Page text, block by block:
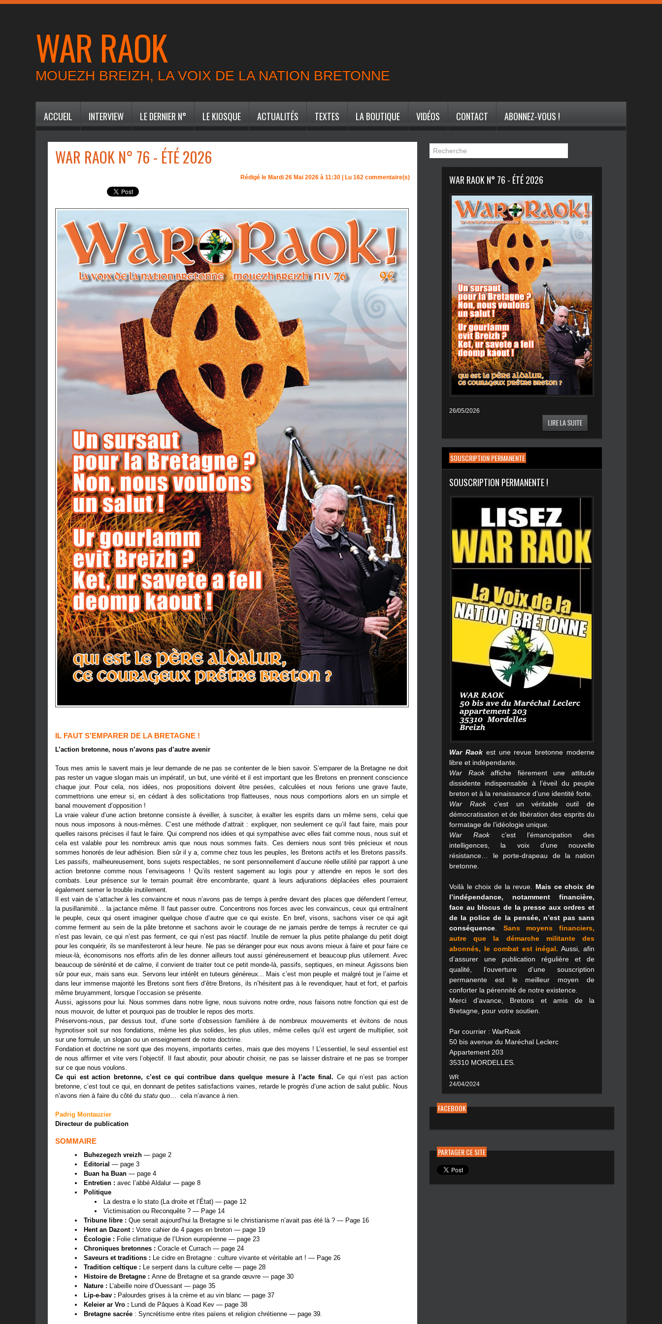
WAR RAOK
MOUEZH BREIZH, LA VOIX DE LA NATION BRETONNE
ACCUEIL INTERVIEW LE DERNIER N° LE KIOSQUE ACTUALITÉS TEXTES LA BOUTIQUE VIDÉOS CONTACT ABONNEZ-VOUS !
WAR RAOK N° 76 - ÉTÉ 2026
Rédigé le Mardi 26 Mai 2026 à 11:30 | Lu 162 commentaire(s)
IL FAUT S’EMPARER DE LA BRETAGNE !
L’action bretonne, nous n’avons pas d’autre avenir
Tous mes amis le savent mais je leur demande de ne pas se contenter de le bien savoir. S’emparer de la Bretagne ne doit
pas rester un vague slogan mais un impératif, un but, une vérité et il est important que les Bretons en prennent conscience
chaque jour. Pour cela, nos idées, nos propositions doivent être pesées, calculées et nous ferions une grave faute,
commettrions une erreur si, en cédant à des sollicitations trop flatteuses, nous nous comportions alors en un simple et
banal mouvement d’opposition !
La vraie valeur d’une action bretonne consiste à éveiller, à susciter, à exalter les esprits dans un même sens, celui que
nous nous imposons à nous-mêmes. C’est une méthode d’attrait : expliquer, non seulement ce qu’il faut faire, mais pour
quelles raisons précises il faut le faire. Qui comprend nos idées et qui sympathise avec elles fait comme nous, nous suit et
cela est valable pour les nombreux amis que nous nous sommes faits. Ces derniers nous sont très précieux et nous
sommes honorés de leur adhésion. Bien sûr il y a, comme chez tous les peuples, les Bretons actifs et les Bretons passifs.
Les passifs, malheureusement, bons sujets respectables, ne sont personnellement d’aucune réelle utilité par rapport à une
action bretonne comme nous l’envisageons ! Qu’ils restent sagement au logis pour y attendre en repos le sort des
combats. Leur présence sur le terrain pourrait être encombrante, quant à leurs adjurations déplacées elles pourraient
également semer le trouble inutilement.
Il est vain de s’attacher à les convaincre et nous n’avons pas de temps à perdre devant des places que défendent l’erreur,
la pusillanimité… la jactance même. Il faut passer outre. Concentrons nos forces avec les convaincus, ceux qui entraînent
le peuple, ceux qui osent imaginer quelque chose d’autre que ce qui existe. En bref, visons, sachons viser ce qui agit
comme ferment au sein de la pâte bretonne et sachons avoir le courage de ne jamais perdre de temps à recruter ce qui
n’est pas levain, ce qui n’est pas ferment, ce qui n’est pas réactif. Inutile de remuer la plus petite phalange du petit doigt
pour les conquérir, ils se manifesteront à leur heure. Ne pas se déranger pour eux nous avons mieux à faire et pour faire ce
mieux-là, économisons nos efforts afin de les donner ailleurs tout aussi généreusement et beaucoup plus utilement. Avec
beaucoup de sérénité et de calme, il convient de traiter tout ce petit monde-là, passifs, septiques, en mineur. Agissons bien
sûr pour eux, mais sans eux. Servons leur intérêt en tuteurs généreux... Mais c’est mon peuple et malgré tout je l’aime et
dans leur immense majorité les Bretons sont fiers d’être Bretons, ils n’hésitent pas à le revendiquer, haut et fort, et parfois
même bruyamment, lorsque l’occasion se présente.
Aussi, agissons pour lui. Nous sommes dans notre ligne, nous suivons notre ordre, nous faisons notre fonction qui est de
nous mouvoir, de lutter et pourquoi pas de troubler le repos des morts.
Préservons-nous, par dessus tout, d’une sorte d’obsession familière à de nombreux mouvements et évitons de nous
hypnotiser soit sur nos fondations, même les plus solides, les plus utiles, même celles qu’il est urgent de multiplier, soit
sur une formule, un slogan ou un enseignement de notre doctrine.
Fondation et doctrine ne sont que des moyens, importants certes, mais que des moyens ! L’essentiel, le seul essentiel est
de nous affirmer et vite vers l’objectif. Il faut aboutir, pour aboutir choisir, ne pas se laisser distraire et ne pas se tromper
sur ce que nous voulons.
Ce qui est action bretonne, c’est ce qui contribue dans quelque mesure à l’acte final. Ce qui n’est pas action
bretonne, c’est tout ce qui, en donnant de petites satisfactions vaines, retarde le progrès d’une action de salut public. Nous
n’avons rien à faire du côté du statu quo… cela n’avance à rien.
Padrig Montauzier
Directeur de publication
SOMMAIRE
Buhezegezh vreizh — page 2
Editorial — page 3
Buan ha Buan — page 4
Entretien : avec l’abbé Aldalur — page 8
Politique
La destra e lo stato (La droite et l’État) — page 12
Victimisation ou Reconquête ? — Page 14
Tribune libre : Que serait aujourd’hui la Bretagne si le christianisme n’avait pas été là ? — Page 16
Hent an Dazont : Votre cahier de 4 pages en breton — page 19
Écologie : Folie climatique de l’Union européenne — page 23
Chroniques bretonnes : Coracle et Currach — page 24
Saveurs et traditions : Le cidre en Bretagne : culture vivante et véritable art ! — Page 26
Tradition celtique : Le serpent dans la culture celte — page 28
Histoire de Bretagne : Anne de Bretagne et sa grande œuvre — page 30
Nature : L’abeille noire d’Ouessant — page 35
Lip-e-bav : Palourdes grises à la crème et au vin blanc — page 37
Keleier ar Vro : Lundi de Pâques à Koad Kev — page 38
Bretagne sacrée : Syncrétisme entre rites païens et religion chrétienne — page 39.
WAR RAOK N° 76 - ÉTÉ 2026
26/05/2026
SOUSCRIPTION PERMANENTE
SOUSCRIPTION PERMANENTE !
War Raok est une revue bretonne moderne
libre et indépendante.
War Raokaffiche fièrement une attitude
dissidente indispensable à l’éveil du peuple
breton et à la renaissance d’une identité forte.
War Raokc’est un véritable outil de
démocratisation et de libération des esprits du
formatage de l’idéologie unique.
War Raokc’est l’émancipation des
intelligences, la voix d’une nouvelle
résistance… le porte-drapeau de la nation
bretonne.
Voilà le choix de la revue. Mais ce choix de
l’indépendance, notamment financière,
face au blocus de la presse aux ordres et
de la police de la pensée, n’est pas sans
conséquence
Sans moyens financiers,
autre que la démarche militante des
abonnés, le combat est inégal. Aussi, afin
d’assurer une publication régulière et de
qualité, l’ouverture d’une souscription
permanente est le meilleur moyen de
conforter la pérennité de notre existence.
Merci d’avance, Bretons et amis de la
Bretagne, pour votre soutien.
Par courrier : WarRaok
50 bis avenue du Maréchal Leclerc
Appartement 203
35310 MORDELLES.
WR
24/04/2024
FACEBOOK
PARTAGER CE SITE